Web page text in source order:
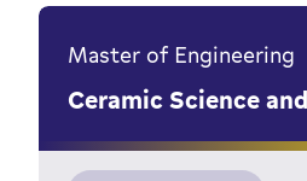
Master of Engineering
Ceramic Science